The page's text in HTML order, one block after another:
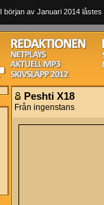
I början av Januari 2014
Peshti X18
Från ingenstans